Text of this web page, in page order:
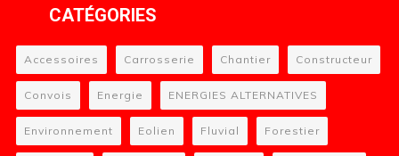
CATÉGORIES
Accessoires Carrosserie Chantier Constructeur
Convois Energie ENERGIES ALTERNATIVES
Environnement Eolien Fluvial Forestier